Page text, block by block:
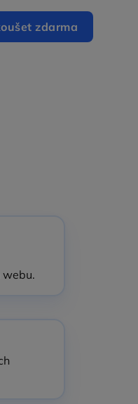
zdarma
webu.